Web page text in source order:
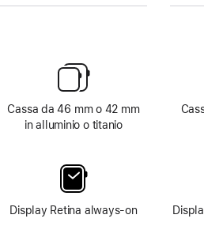
Cassa da 46 mm o 42 mm
in alluminio o titanio
Display Retina always‑on